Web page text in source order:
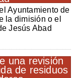
Ayuntamiento de
la dimisión o el
Jesús Abad